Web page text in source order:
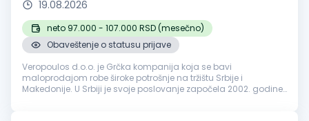
19.08.2026
neto 97.000 - 107.000 RSD (mesečno)
Obaveštenje o statusu prijave
Veropoulos d.o.o. je Grčka kompanija koja se bavi
maloprodajom robe široke potrošnje na tržištu Srbije i
Makedonije. U Srbiji je svoje poslovanje započela 2002. godine